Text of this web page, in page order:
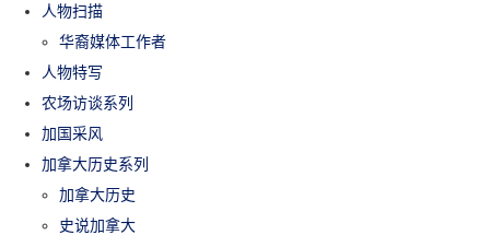
人物扫描
华裔媒体工作者
人物特写
农场访谈系列
加国采风
加拿大历史系列
加拿大历史
史说加拿大